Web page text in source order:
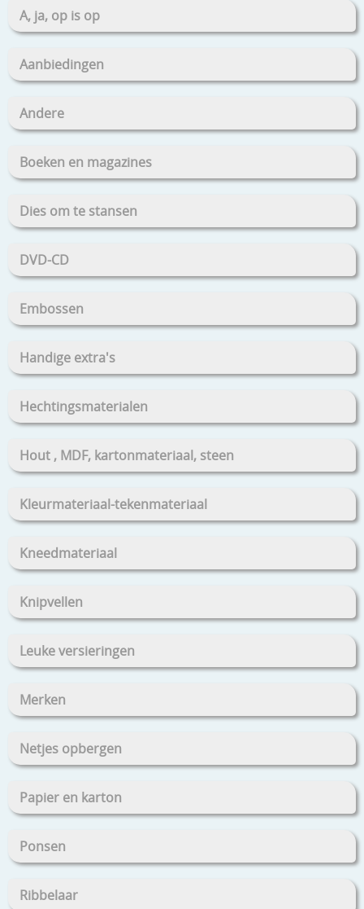
A, ja, op is op
Aanbiedingen
Andere
Boeken en magazines
Dies om te stansen
DVD-CD
Embossen
Handige extra's
Hechtingsmaterialen
Hout , MDF, kartonmateriaal, steen
Kleurmateriaal-tekenmateriaal
Kneedmateriaal
Knipvellen
Leuke versieringen
Merken
Netjes opbergen
Papier en karton
Ponsen
Ribbelaar